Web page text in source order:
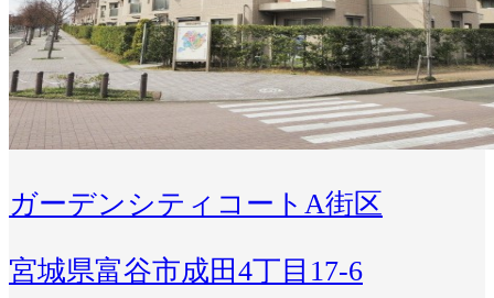
ガーデンシティコートA街区
宮城県富谷市成田4丁目17-6